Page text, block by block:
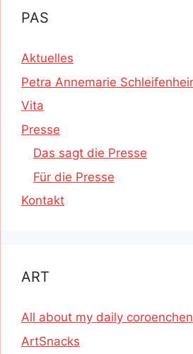
PAS
Aktuelles
Petra Annemarie
Vita
Presse
Das sagt die Presse
Für die Presse
Kontakt
ART
All about my daily coroenchen
ArtSnacks